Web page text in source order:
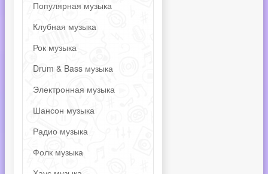
Популярная музыка
Клубная музыка
Рок музыка
Drum & Bass музыка
Электронная музыка
Шансон музыка
Радио музыка
Фолк музыка